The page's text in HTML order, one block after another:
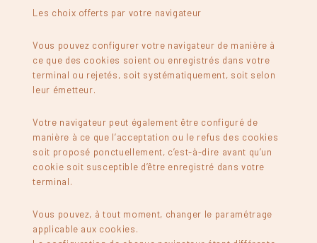
Les choix offerts par votre navigateur
Vous pouvez configurer votre navigateur de manière à
ce que des cookies soient ou enregistrés dans votre
terminal ou rejetés, soit systématiquement, soit selon
leur émetteur.
Votre navigateur peut également être configuré de
manière à ce que l’acceptation ou le refus des cookies
soit proposé ponctuellement, c’est-à-dire avant qu’un
cookie soit susceptible d’être enregistré dans votre
terminal.
Vous pouvez, à tout moment, changer le paramétrage
applicable aux cookies.